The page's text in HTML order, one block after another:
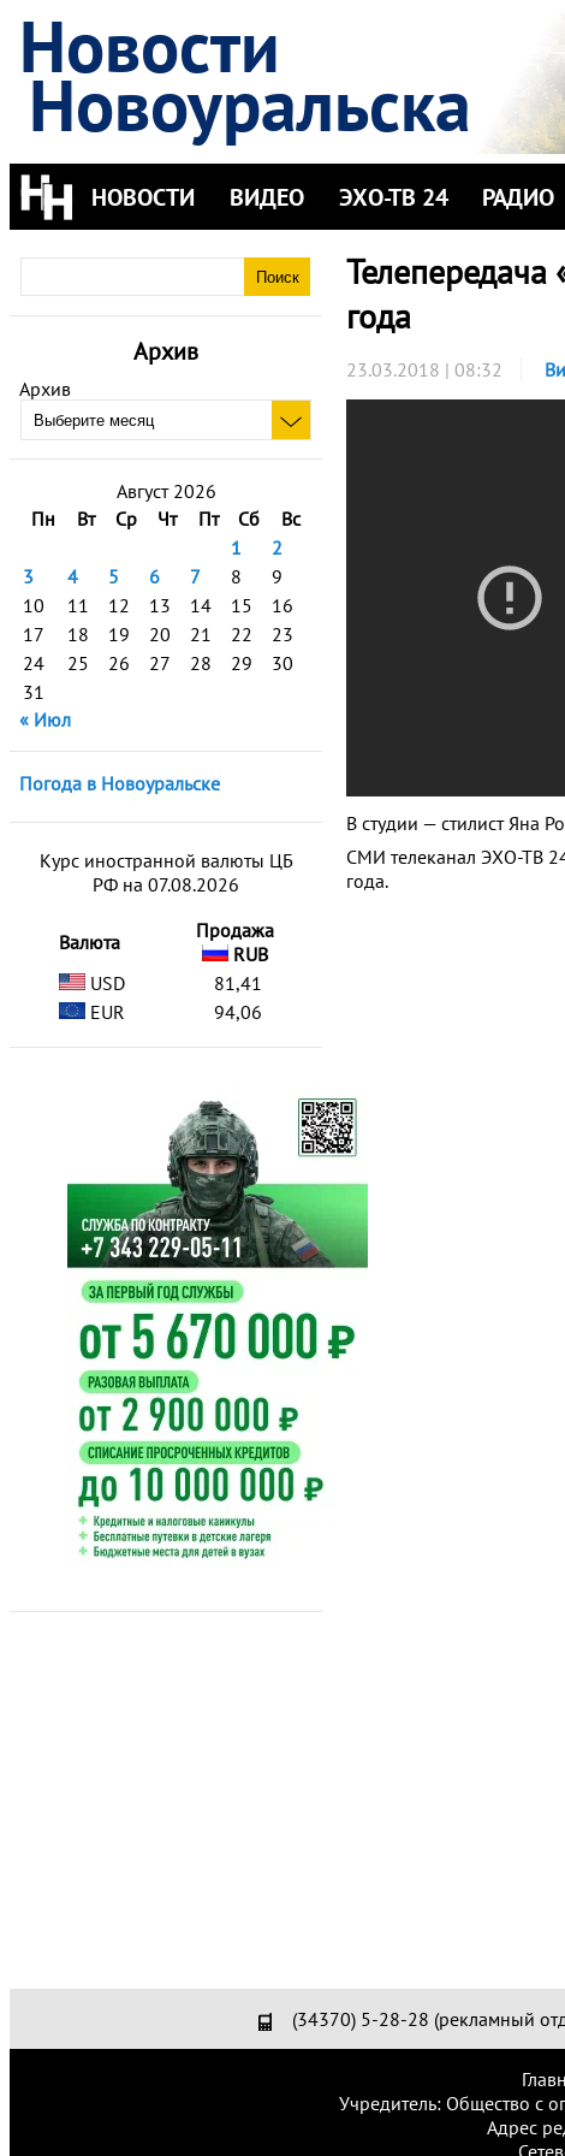
Новости
Новоуральска
НОВОСТИ ВИДЕО ЭХО-ТВ 24 РАДИО
Архив
Архив
Август 2026
Пн
Вт Ср Чт Пт Сб
Вс
1
2
3
4 5 6 7 8
9
10
11 12 13 14 15
16
17
18 19 20 21 22
23
24
25 26 27 28 29
30
31
« Июл
Погода в Новоуральске
Курс иностранной валюты ЦБ
РФ на 07.08.2026
Валюта
Продажа
RUB
USD
81,41
EUR
94,06
года
23.03.2018 | 08:32
В студии — стилист Яна
СМИ телеканал ЭХО-ТВ
года.
(34370) 5-28-28 (рекламный
Учредитель: Общество с
Адрес